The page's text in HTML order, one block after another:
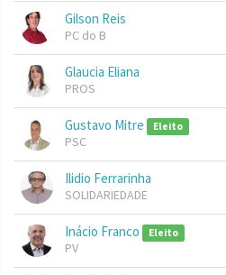
Gilson Reis
PC do B
Glaucia Eliana
PROS
Gustavo Mitre Eleito
PSC
Ilidio Ferrarinha
SOLIDARIEDADE
Inácio Franco Eleito
PV